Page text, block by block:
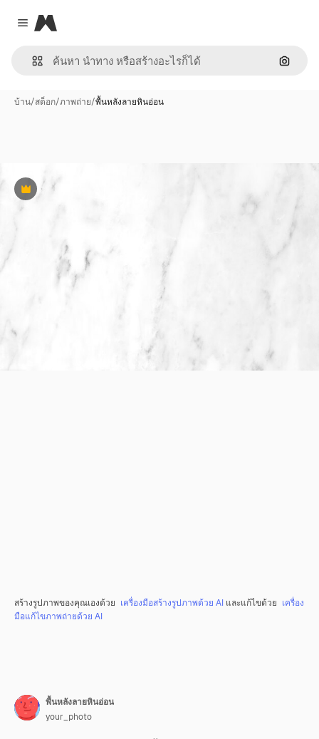
Close menu
Magnific
ค้นหา
บ้าน/สต็อก/ภาพถ่าย/พื้นหลังลายหินอ่อน
พรีเมี่ยม
สร้างรูปภาพของคุณเองด้วย เครื่องมือสร้างรูปภาพด้วย AI และแก้ไขด้วย เครื่อง
มือแก้ไขภาพถ่ายด้วย AI
พื้นหลังลายหินอ่อน
your_photo